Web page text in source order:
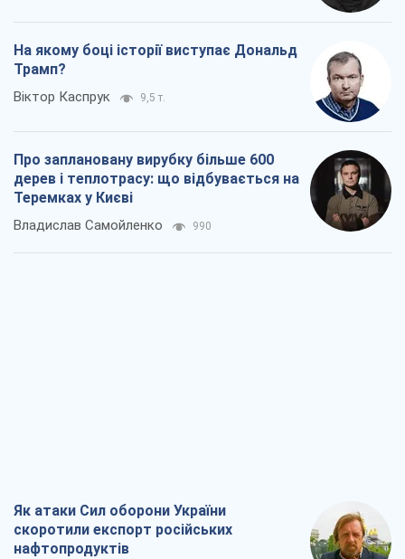
На якому боці історії виступає Дональд
Трамп?
Віктор Каспрук 9,5 т.
Про заплановану вирубку більше 600
дерев і теплотрасу: що відбувається на
Теремках у Києві
Владислав Самойленко 990
Як атаки Сил оборони України
скоротили експорт російських
нафтопродуктів